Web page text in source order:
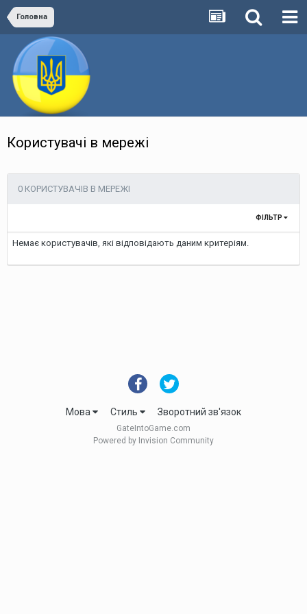
Головна
Користувачі в мережі
0 КОРИСТУВАЧІВ В МЕРЕЖІ
ФІЛЬТР
Немає користувачів, які відповідають даним критеріям.
Мова Стиль Зворотний зв'язок
GateIntoGame.com
Powered by Invision Community